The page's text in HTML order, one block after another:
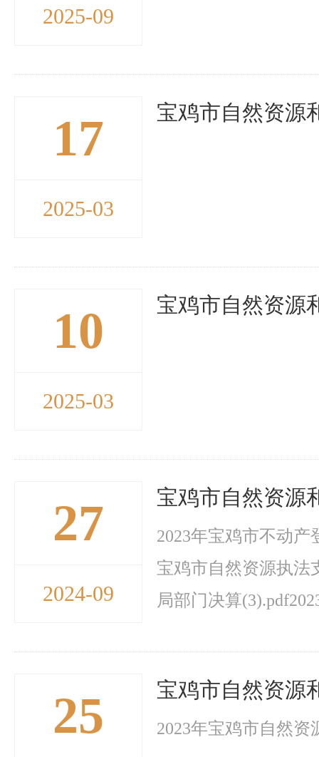
2025-09
17
2025-03
宝鸡市自然资源
10
2025-03
宝鸡市自然资源
27
2024-09
宝鸡市自然资源
2023年宝鸡市不动
宝鸡市自然资源执法
局部门决算
25 宝鸡市自然资源
2023年宝鸡市自然